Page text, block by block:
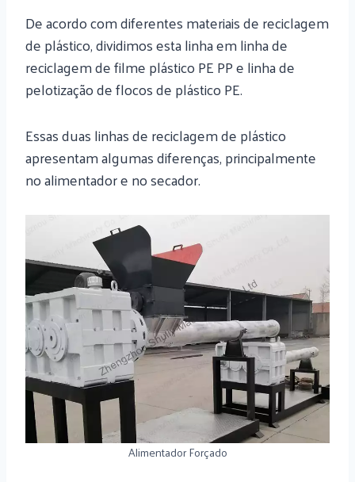
De acordo com diferentes materiais de reciclagem
de plástico, dividimos esta linha em linha de
reciclagem de filme plástico PE PP e linha de
pelotização de flocos de plástico PE.
Essas duas linhas de reciclagem de plástico
apresentam algumas diferenças, principalmente
no alimentador e no secador.
Alimentador Forçado